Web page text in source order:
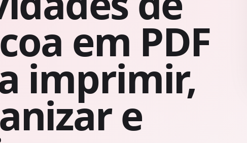
em PDF
imprimir,
e